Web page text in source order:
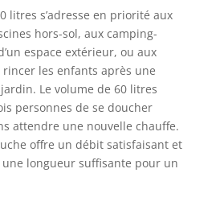
litres s’adresse en priorité aux
hors-sol, aux camping-
espace extérieur, ou aux
les enfants après une
Le volume de 60 litres
personnes de se doucher
attendre une nouvelle chauffe.
offre un débit satisfaisant et
longueur suffisante pour un